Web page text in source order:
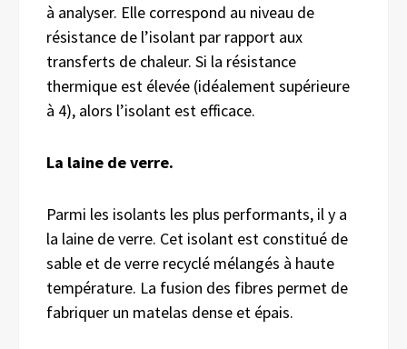
à analyser. Elle correspond au niveau de
résistance de l’isolant par rapport aux
transferts de chaleur. Si la résistance
thermique est élevée (idéalement supérieure
à 4), alors l’isolant est efficace.
La laine de verre.
Parmi les isolants les plus performants, il y a
la laine de verre. Cet isolant est constitué de
sable et de verre recyclé mélangés à haute
température. La fusion des fibres permet de
fabriquer un matelas dense et épais.